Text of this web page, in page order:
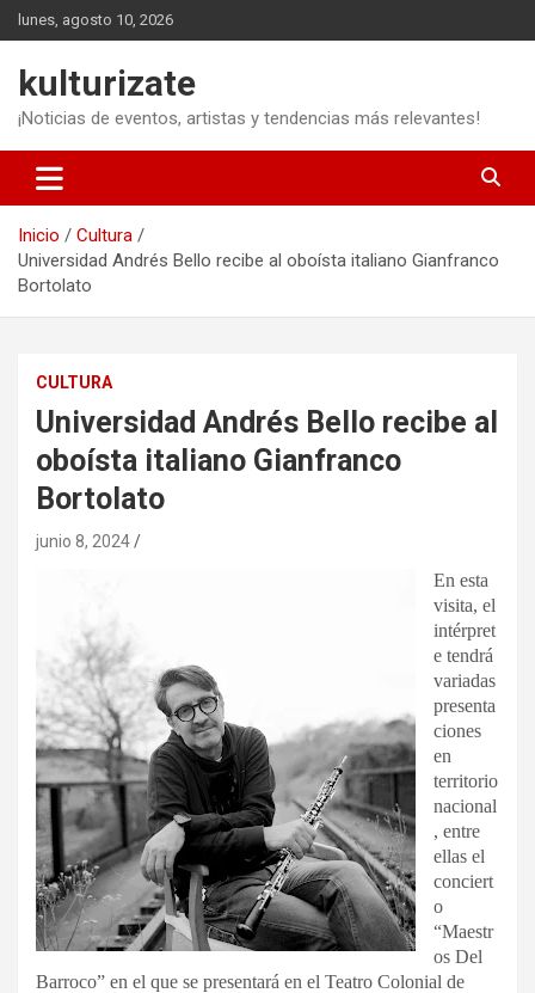
Saltar
al
lunes, agosto 10, 2026
kulturizate
¡Noticias de eventos, artistas y tendencias más relevantes!
Inicio
Cultura
Universidad Andrés Bello recibe al oboísta italiano Gianfranco
Bortolato
CULTURA
Universidad Andrés Bello recibe al
oboísta italiano Gianfranco
Bortolato
junio 8, 2024
En esta
visita, el
intérpret
e tendrá
variadas
presenta
ciones
en
territorio
nacional
, entre
ellas el
conciert
o
“Maestr
os Del
Barroco” en el que se presentará en el Teatro Colonial de